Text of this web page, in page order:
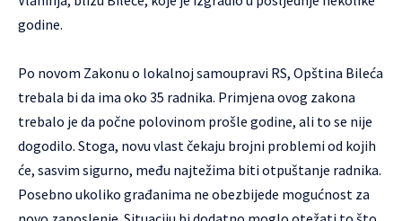
godine.
Po novom Zakonu o lokalnoj samoupravi RS, Opština Bileća
trebala bi da ima oko 35 radnika. Primjena ovog zakona
trebalo je da počne polovinom prošle godine, ali to se nije
dogodilo. Stoga, novu vlast čekaju brojni problemi od kojih
će, sasvim sigurno, među najtežima biti otpuštanje radnika.
Posebno ukoliko građanima ne obezbijede mogućnost za